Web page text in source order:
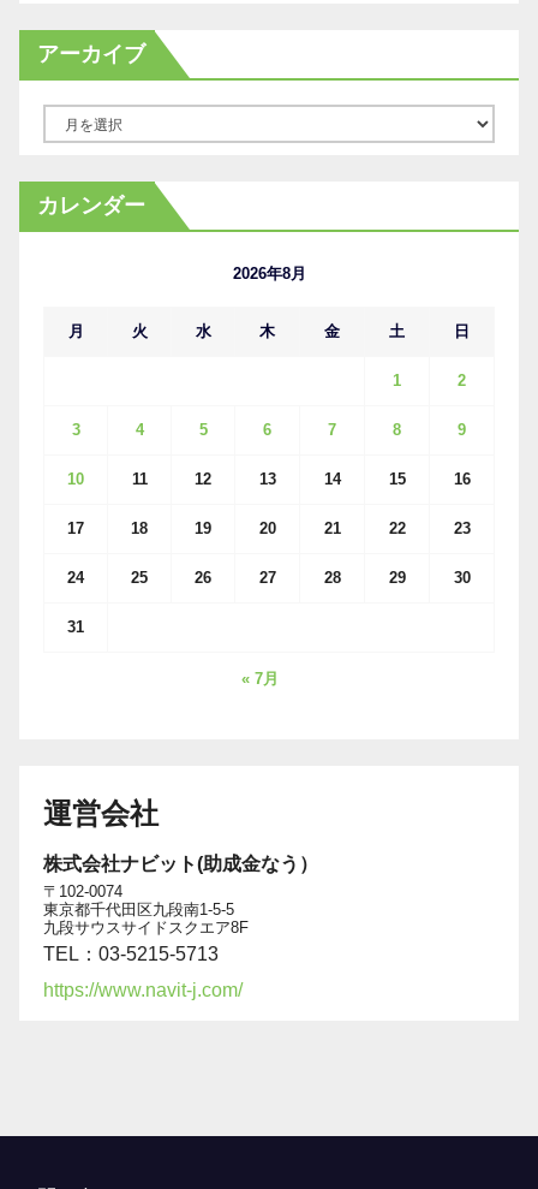
アーカイブ
カ
イ
カレンダー
2026年8月
月 火 水 木 金 土 日
1 2
3 4 5 6 7 8 9
10 11 12 13 14 15 16
17 18 19 20 21 22 23
24 25 26 27 28 29 30
31
« 7月
運営会社
株式会社ナビット(助成金なう）
〒102-0074
東京都千代田区九段南1-5-5
九段サウスサイドスクエア8F
TEL：03-5215-5713
https://www.navit-j.com/